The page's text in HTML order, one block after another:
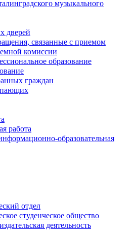
музыкального
дверей
связанные с приемом
комиссии
образование
граждан
работа
образовательная
отдел
студенческое общество
деятельность